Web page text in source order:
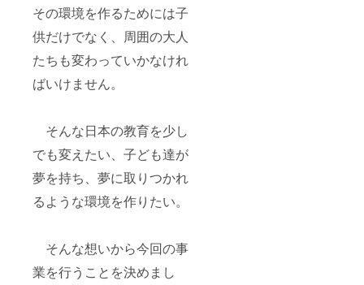
その環境を作るためには子
供だけでなく、周囲の大人
たちも変わっていかなけれ
ばいけません。
そんな日本の教育を少し
でも変えたい、子ども達が
夢を持ち、夢に取りつかれ
るような環境を作りたい。
そんな想いから今回の事
業を行うことを決めまし